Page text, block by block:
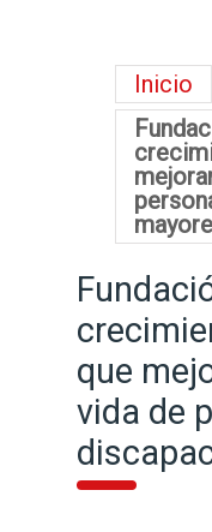
Inicio
que
vida de